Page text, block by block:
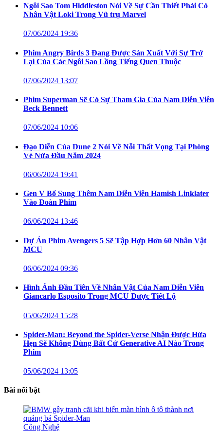
Ngôi Sao Tom Hiddleston Nói Về Sự Cần Thiết Phải Có
Nhân Vật Loki Trong Vũ trụ Marvel
07/06/2024 19:36
Phim Angry Birds 3 Đang Được Sản Xuất Với Sự Trở
Lại Của Các Ngôi Sao Lồng Tiếng Quen Thuộc
07/06/2024 13:07
Phim Superman Sẽ Có Sự Tham Gia Của Nam Diễn Viên
Beck Bennett
07/06/2024 10:06
Đạo Diễn Của Dune 2 Nói Về Nỗi Thất Vọng Tại Phòng
Vé Nửa Đầu Năm 2024
06/06/2024 19:41
Gen V Bổ Sung Thêm Nam Diễn Viên Hamish Linklater
Vào Đoàn Phim
06/06/2024 13:46
Dự Án Phim Avengers 5 Sẽ Tập Hợp Hơn 60 Nhân Vật
MCU
06/06/2024 09:36
Hình Ảnh Đầu Tiên Về Nhân Vật Của Nam Diễn Viên
Giancarlo Esposito Trong MCU Được Tiết Lộ
05/06/2024 15:28
Spider-Man: Beyond the Spider-Verse Nhận Được Hứa
Hẹn Sẽ Không Dùng Bất Cứ Generative AI Nào Trong
Phim
05/06/2024 13:05
Bài nổi bật
Công Nghệ